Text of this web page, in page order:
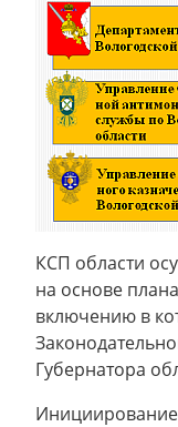
КСП области
на основе
включению в
Губернатора